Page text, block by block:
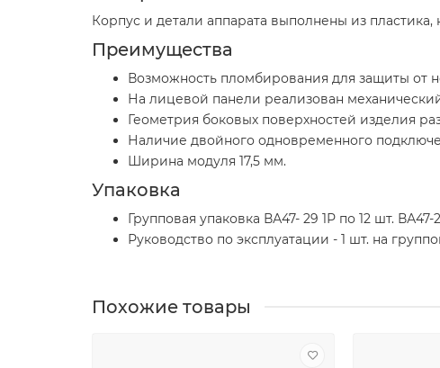
Корпус и детали аппарата выполнены из
Преимущества
Возможность пломбирования для защиты от
На лицевой панели реализован
Геометрия боковых поверхностей изделия
Наличие двойного одновременного
Ширина модуля 17,5 мм.
Упаковка
Групповая упаковка ВА47- 29 1Р по 12 шт.
Руководство по эксплуатации - 1 шт. на
Похожие товары